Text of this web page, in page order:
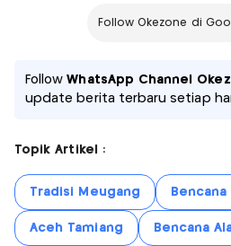
Follow Okezone di
FollowWhatsApp Channel
update berita terbaru setiap
Topik Artikel :
Tradisi Meugang
Aceh Tamiang Bencana